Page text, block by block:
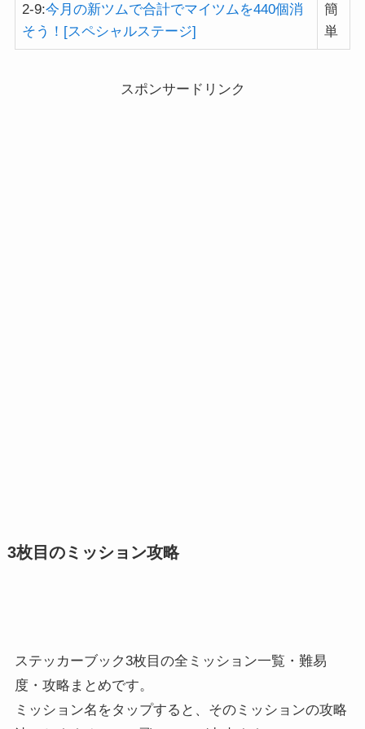
2-9:今月の新ツムで合計でマイツムを440個消
そう！[スペシャルステージ]
簡
単
スポンサードリンク
3枚目のミッション攻略
ステッカーブック3枚目の全ミッション一覧・難易
度・攻略まとめです。
ミッション名をタップすると、そのミッションの攻略